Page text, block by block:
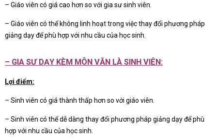
– Giáo viên có giá cao hơn so với gia sư sinh viên.
– Giáo viên có thể không linh hoạt trong việc thay đổi phương pháp
giảng dạy để phù hợp với nhu cầu của học sinh.
– GIA SƯ DẠY KÈM MÔN VĂN LÀ SINH VIÊN:
Lợi điểm:
– Sinh viên có giá thành thấp hơn so với giáo viên.
– Sinh viên có thể dễ dàng thay đổi phương pháp giảng dạy để phù
hợp với nhu cầu của học sinh.